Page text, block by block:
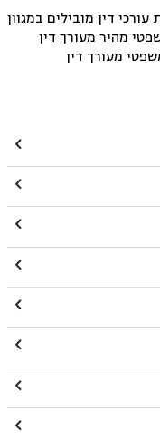
דין מובילים במגוון
מהיר מעורך דין
מעורך דין







